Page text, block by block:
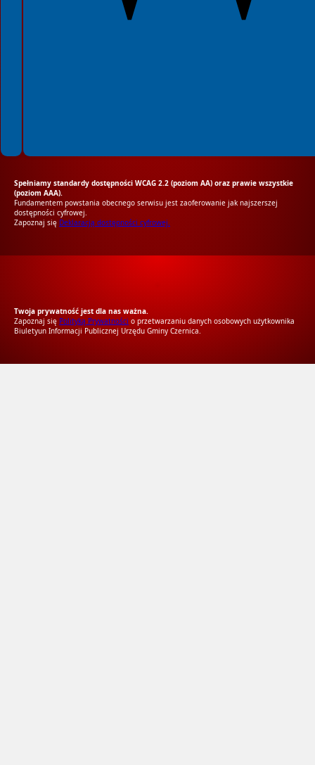
Spełniamy standardy dostępności WCAG 2.2 (poziom AA) oraz prawie wszystkie
(poziom AAA).
Fundamentem powstania obecnego serwisu jest zaoferowanie jak najszerszej
dostępności cyfrowej.
Zapoznaj się Deklaracją dostępności cyfrowej.
Twoja prywatność jest dla nas ważna.
Zapoznaj się Polityką Prywatności o przetwarzaniu danych osobowych użytkownika
Biuletyun Informacji Publicznej Urzędu Gminy Czernica.